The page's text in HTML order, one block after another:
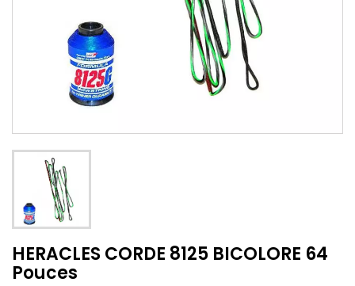
HERACLES CORDE 8125 BICOLORE 64
Pouces